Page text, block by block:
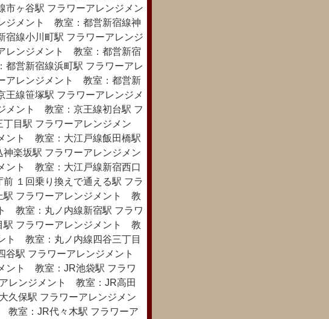
ヶ谷駅 フラワーアレンジメン
ジメント 教室：都営新宿線神
線小川町駅 フラワーアレンジ
レンジメント 教室：都営新宿
営新宿線浜町駅 フラワーアレ
アレンジメント 教室：都営新
線笹塚駅 フラワーアレンジメ
メント 教室：京王線初台駅 フ
目駅 フラワーアレンジメン
ント 教室：大江戸線飯田橋駅
楽坂駅 フラワーアレンジメン
ント 教室：大江戸線新宿西口
１回乗り換えで通える駅 フラ
駅 フラワーアレンジメント 教
教室：丸ノ内線新宿駅 フラワ
フラワーアレンジメント 教
ト 教室：丸ノ内線四谷三丁目
谷駅 フラワーアレンジメント
ント 教室：JR池袋駅 フラワ
レンジメント 教室：JR高田
久保駅 フラワーアレンジメン
室：JR代々木駅 フラワーア